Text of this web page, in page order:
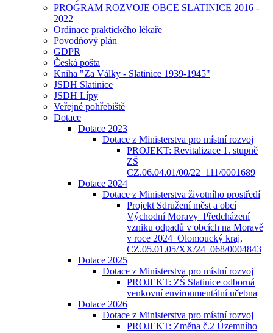
PROGRAM ROZVOJE OBCE SLATINICE 2016 -
2022
Ordinace praktického lékaře
Povodňový plán
GDPR
Česká pošta
Kniha "Za Války - Slatinice 1939-1945"
JSDH Slatinice
JSDH Lípy
Veřejné pohřebiště
Dotace
Dotace 2023
Dotace z Ministerstva pro místní rozvoj
PROJEKT: Revitalizace 1. stupně
ZŠ
CZ.06.04.01/00/22_111/0001689
Dotace 2024
Dotace z Ministerstva životního prostředí
Projekt Sdružení měst a obcí
Východní Moravy_Předcházení
vzniku odpadů v obcích na Moravě
v roce 2024_Olomoucký kraj,
CZ.05.01.05/XX/24_068/0004843
Dotace 2025
Dotace z Ministerstva pro místní rozvoj
PROJEKT: ZŠ Slatinice odborná
venkovní environmentální učebna
Dotace 2026
Dotace z Ministerstva pro místní rozvoj
PROJEKT: Změna č.2 Územního